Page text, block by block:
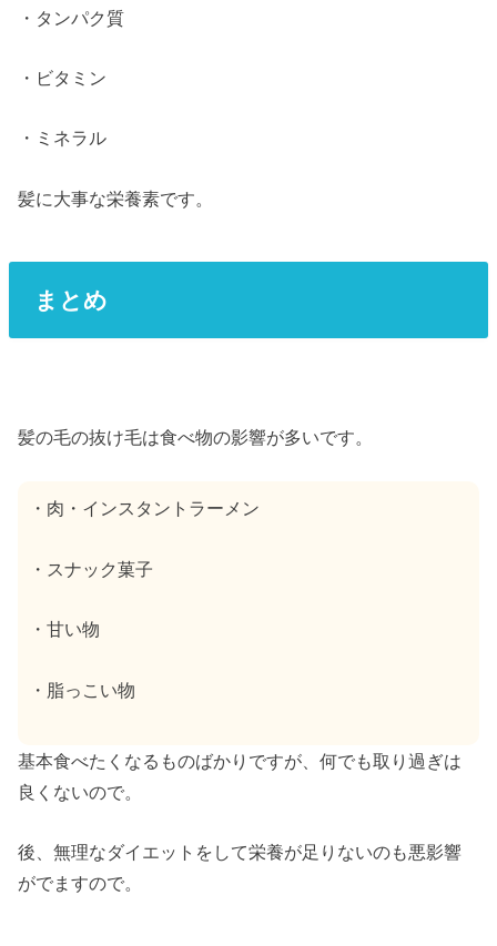
・タンパク質
・ビタミン
・ミネラル
髪に大事な栄養素です。
まとめ
髪の毛の抜け毛は食べ物の影響が多いです。
・肉・インスタントラーメン
・スナック菓子
・甘い物
・脂っこい物
基本食べたくなるものばかりですが、何でも取り過ぎは
良くないので。
後、無理なダイエットをして栄養が足りないのも悪影響
がでますので。